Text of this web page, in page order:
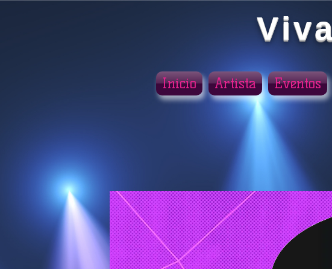
Inicio Artista Eventos